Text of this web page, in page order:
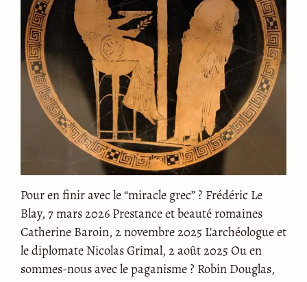
Pour en finir avec le “miracle grec” ? Frédéric Le
Blay, 7 mars 2026 Prestance et beauté romaines
Catherine Baroin, 2 novembre 2025 L’archéologue et
le diplomate Nicolas Grimal, 2 août 2025 Ou en
sommes-nous avec le paganisme ? Robin Douglas,